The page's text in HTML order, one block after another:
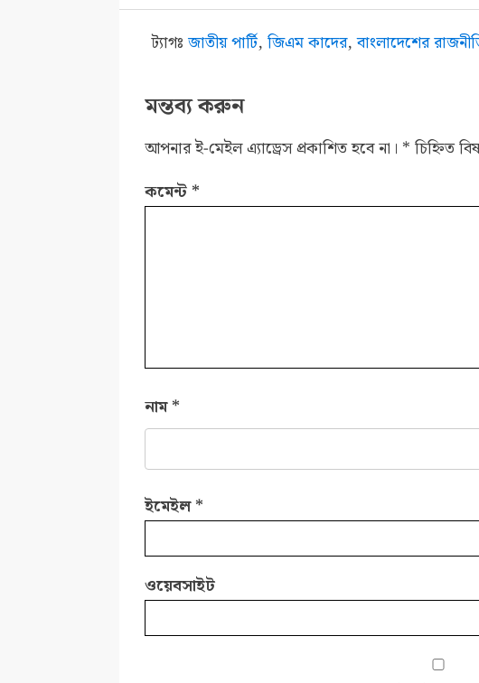
ট্যাগঃজাতীয় পার্টি,জিএম কাদের,বাংলাদেশের
মন্তব্য করুন
আপনার ই-মেইল এ্যাড্রেস প্রকাশিত হবে না। * চিহ্নিত
কমেন্ট *
নাম*
ইমেইল*
ওয়েবসাইট